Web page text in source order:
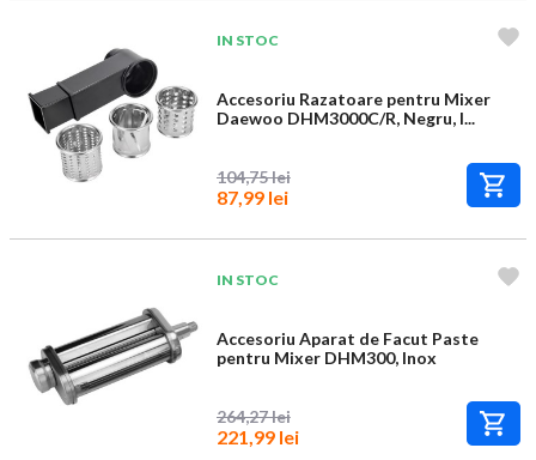
IN STOC
Accesoriu Razatoare pentru Mixer
Daewoo DHM3000C/R, Negru, I...
104,75 lei
87,99 lei
IN STOC
Accesoriu Aparat de Facut Paste
pentru Mixer DHM300, Inox
264,27 lei
221,99 lei